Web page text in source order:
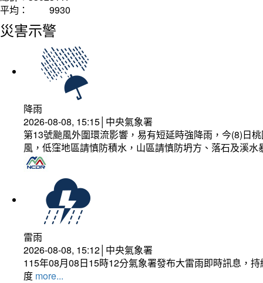
平均：
9930
災害示警
降雨
2026-08-08, 15:15│中央氣象署
第13號颱風外圍環流影響，易有短延時強降雨，今(8)日
風，低窪地區請慎防積水，山區請慎防坍方、落石及溪
雷雨
2026-08-08, 15:12│中央氣象署
115年08月08日15時12分氣象署發布大雷雨即時訊息，
度 more...